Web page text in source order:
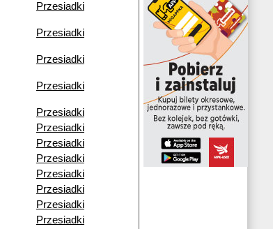
Przesiadki
Przesiadki
Przesiadki
Przesiadki
Przesiadki
Przesiadki
Przesiadki
Przesiadki
Przesiadki
Przesiadki
Przesiadki
Przesiadki